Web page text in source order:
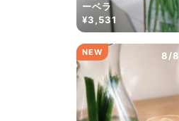
ーベラ
¥3,531
8/
NEW